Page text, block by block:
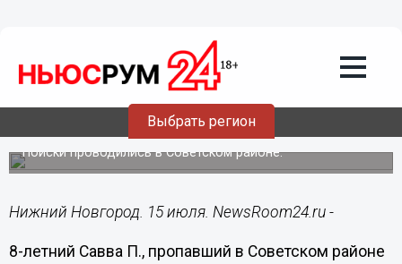
Выбрать регион
15.07.202309:43
Пропавший в Нижнем Новгороде 8-
летний мальчик найден живым
Поиски проводились в Советском районе.
Нижний Новгород. 15 июля. NewsRoom24.ru -
8-летний Савва П., пропавший в Советском районе